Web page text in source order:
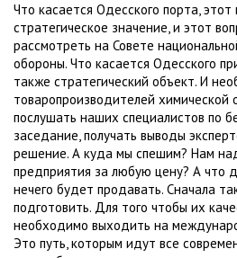
Что касается Одесского порта,
стратегическое значение, и этот
рассмотреть на Совете
обороны. Что касается Одесского
также стратегический объект. И
товаропроизводителей химической
послушать наших специалистов по
заседание, получать выводы
решение. А куда мы спешим? Нам
предприятия за любую цену? А что
нечего будет продавать. Сначала
подготовить. Для того чтобы их
необходимо выходить на
Это путь, которым идут все